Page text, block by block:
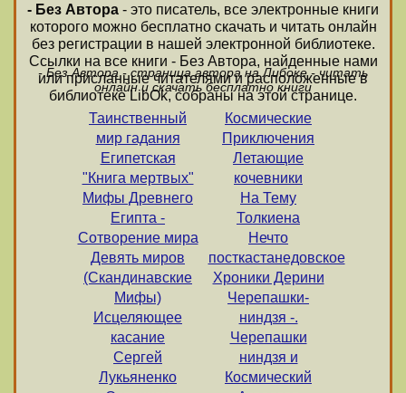
- Без Автора - это писатель, все электронные книги
которого можно бесплатно скачать и читать онлайн
без регистрации в нашей электронной библиотеке.
Ссылки на все книги - Без Автора, найденные нами
или присланные читателями и расположенные в
библиотеке LibOk, собраны на этой странице.
- Без Автора - страница автора на Либоке - читать
онлайн и скачать бесплатно книги
Таинственный
мир гадания
Египетская
"Книга мертвых"
Мифы Древнего
Египта -
Сотворение мира
Девять миров
(Скандинавские
Мифы)
Исцеляющее
касание
Сергей
Лукьяненко
Космические
Приключения
Летающие
кочевники
На Тему
Толкиена
Нечто
посткастанедовское
Хроники Дерини
Черепашки-
ниндзя -.
Черепашки
ниндзя и
Космический